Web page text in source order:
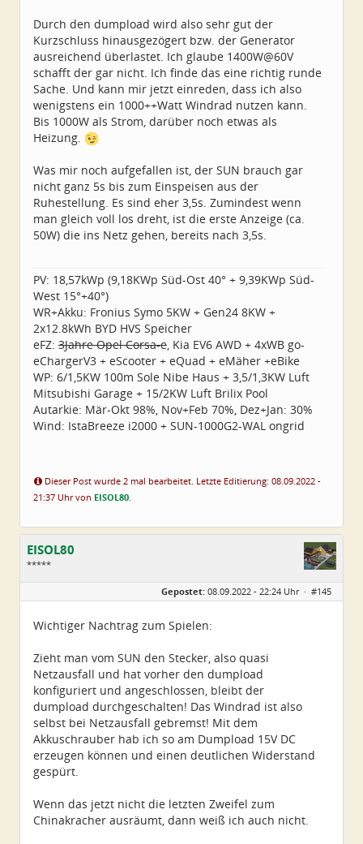
Durch den dumpload wird also sehr gut der
Kurzschluss hinausgezögert bzw. der Generator
ausreichend überlastet. Ich glaube 1400W@60V
schafft der gar nicht. Ich finde das eine richtig runde
Sache. Und kann mir jetzt einreden, dass ich also
wenigstens ein 1000++Watt Windrad nutzen kann.
Bis 1000W als Strom, darüber noch etwas als
Heizung.
Was mir noch aufgefallen ist, der SUN brauch gar
nicht ganz 5s bis zum Einspeisen aus der
Ruhestellung. Es sind eher 3,5s. Zumindest wenn
man gleich voll los dreht, ist die erste Anzeige (ca.
50W) die ins Netz gehen, bereits nach 3,5s.
PV: 18,57kWp (9,18KWp Süd-Ost 40° + 9,39KWp Süd-
West 15°+40°)
WR+Akku: Fronius Symo 5KW + Gen24 8KW +
2x12.8kWh BYD HVS Speicher
eFZ: 3Jahre Opel Corsa-e, Kia EV6 AWD + 4xWB go-
eChargerV3 + eScooter + eQuad + eMäher +eBike
WP: 6/1,5KW 100m Sole Nibe Haus + 3,5/1,3KW Luft
Mitsubishi Garage + 15/2KW Luft Brilix Pool
Autarkie: Mär-Okt 98%, Nov+Feb 70%, Dez+Jan: 30%
Wind: IstaBreeze i2000 + SUN-1000G2-WAL ongrid
Dieser Post wurde 2 mal bearbeitet. Letzte Editierung: 08.09.2022 -
21:37 Uhr von EISOL80.
EISOL80
*****
Geschlecht:
Alter:
45
Dabei seit:
07 / 2022
Gepostet: 08.09.2022 - 22:24 Uhr · #145
Wichtiger Nachtrag zum Spielen:
Zieht man vom SUN den Stecker, also quasi
Netzausfall und hat vorher den dumpload
konfiguriert und angeschlossen, bleibt der
dumpload durchgeschalten! Das Windrad ist also
selbst bei Netzausfall gebremst! Mit dem
Akkuschrauber hab ich so am Dumpload 15V DC
erzeugen können und einen deutlichen Widerstand
gespürt.
Wenn das jetzt nicht die letzten Zweifel zum
Chinakracher ausräumt, dann weiß ich auch nicht.